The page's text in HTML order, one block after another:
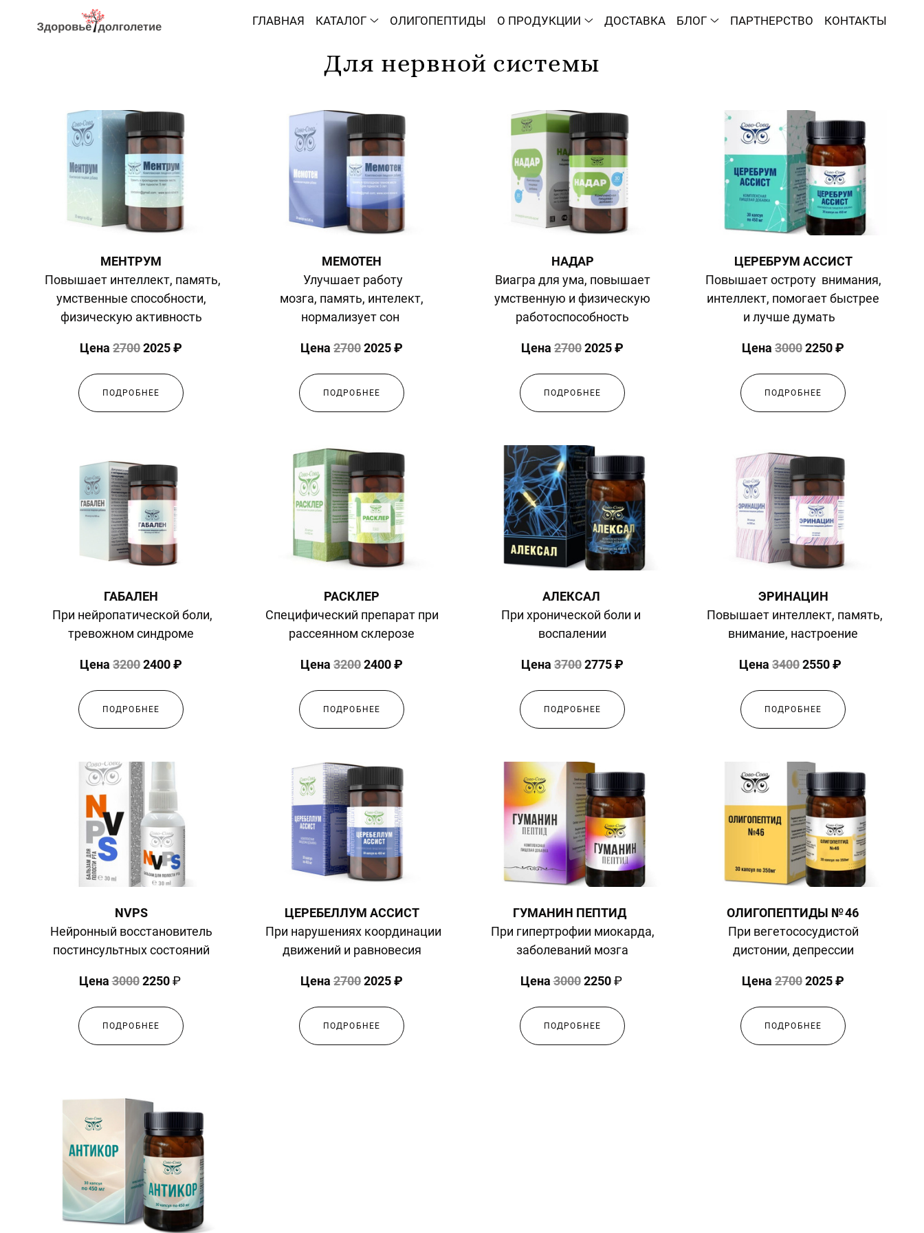
ГЛАВНАЯ КАТАЛОГ ОЛИГОПЕПТИДЫ О ПРОДУКЦИИ ДОСТАВКА БЛОГ ПАРТНЕРСТВО КОНТАКТЫ
Для нервной системы
МЕНТРУМ
Повышает интеллект, память,
умственные способности,
физическую активность
Цена 27002025 ₽
ПОДРОБНЕЕ
МЕМОТЕН
Улучшает работу
мозга, память, интелект,
нормализует сон
Цена 27002025 ₽
ПОДРОБНЕЕ
НАДАР
Виагра для ума, повышает
умственную и физическую
работоспособность
Цена 27002025 ₽
ПОДРОБНЕЕ
ЦЕРЕБРУМ АССИСТ
Повышает остроту внимания,
интеллект, помогает быстрее
и лучше думать
Цена 30002250 ₽
ПОДРОБНЕЕ
ГАБАЛЕН
При нейропатической боли,
тревожном синдроме
Цена 32002400 ₽
ПОДРОБНЕЕ
РАСКЛЕР
Специфический препарат при
рассеянном склерозе
Цена 32002400 ₽
ПОДРОБНЕЕ
АЛЕКСАЛ
При хронической боли и
воспалении
Цена 37002775 ₽
ПОДРОБНЕЕ
ЭРИНАЦИН
Повышает интеллект, память,
внимание, настроение
Цена 34002550 ₽
ПОДРОБНЕЕ
NVPS
Нейронный восстановитель
постинсультных состояний
Цена30002250₽
ПОДРОБНЕЕ
ЦЕРЕБЕЛЛУМ АССИСТ
При нарушениях координации
движений и равновесия
Цена 27002025 ₽
ПОДРОБНЕЕ
ГУМАНИН ПЕПТИД
При гипертрофии миокарда,
заболеваний мозга
Цена30002250₽
ПОДРОБНЕЕ
ОЛИГОПЕПТИДЫ № 46
При вегетососудистой
дистонии, депрессии
Цена 27002025 ₽
ПОДРОБНЕЕ